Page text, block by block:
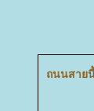
ถนนสาย